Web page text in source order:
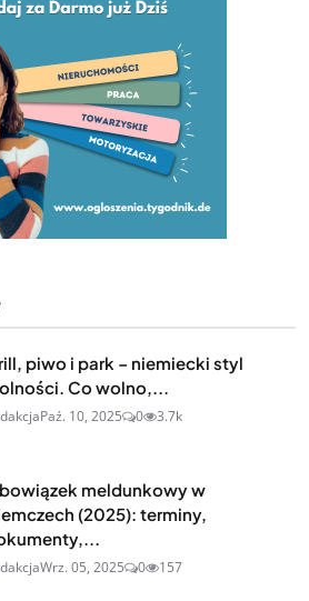
piwo i park – niemiecki styl
Co wolno,...
Paź. 10, 2025 0 3.7k
meldunkowy w
(2025): terminy,
Wrz. 05, 2025 0 157